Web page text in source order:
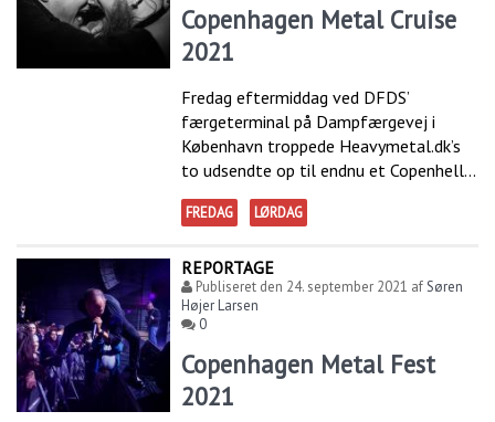
Copenhagen Metal Cruise
2021
Fredag eftermiddag ved DFDS’
færgeterminal på Dampfærgevej i
København troppede Heavymetal.dk’s
to udsendte op til endnu et Copenhell...
FREDAG LØRDAG
REPORTAGE
Publiseret den 24. september 2021 afSøren
Højer Larsen
0
Copenhagen Metal Fest
2021